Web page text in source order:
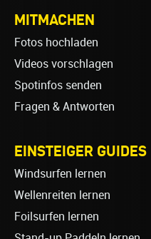
MITMACHEN
Fotos hochladen
Videos vorschlagen
Spotinfos senden
Fragen & Antworten
EINSTEIGER GUIDES
Windsurfen lernen
Wellenreiten lernen
Foilsurfen lernen